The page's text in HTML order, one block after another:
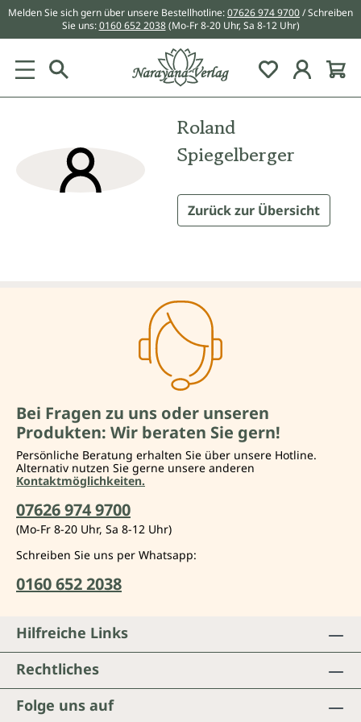
springen
Melden Sie sich gern über unsere Bestellhotline:07626 974 9700/ Schreiben
Sie uns:0160 652 2038 (Mo-Fr 8-20 Uhr, Sa 8-12 Uhr)
Du hast 0
Roland
Spiegelberger
Zurück zur Übersicht
Bei Fragen zu uns oder unseren
Produkten: Wir beraten Sie gern!
Persönliche Beratung erhalten Sie über unsere Hotline.
Alternativ nutzen Sie gerne unsere anderen
Kontaktmöglichkeiten.
07626 974 9700
(Mo-Fr 8-20 Uhr, Sa 8-12 Uhr)
Schreiben Sie uns per Whatsapp:
0160 652 2038
Folge uns auf
Hilfreiche Links
Rechtliches